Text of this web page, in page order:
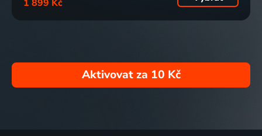
1 899 Kč
Aktivovat za 10 Kč